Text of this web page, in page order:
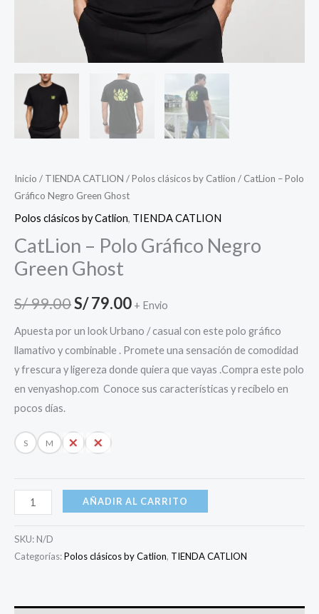
Inicio / TIENDA CATLION /Polos clásicos by Catlion / CatLion – Polo
Gráfico Negro Green Ghost
Polos clásicos by Catlion, TIENDA CATLION
CatLion – Polo Gráfico Negro
Green Ghost
S/99.00S/79.00 + Envio
Apuesta por un look Urbano / casual con este polo gráfico
llamativo y combinable . Promete una sensación de comodidad
y frescura y ligereza donde quiera que vayas .Compra este polo
en venyashop.com Conoce sus características y recíbelo en
pocos días.
S M L XL
AÑADIR AL CARRITO
SKU: N/D
Categorías:Polos clásicos by Catlion, TIENDA CATLION